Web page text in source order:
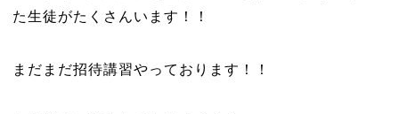
た生徒がたくさんいます！！
まだまだ招待講習やっております！！